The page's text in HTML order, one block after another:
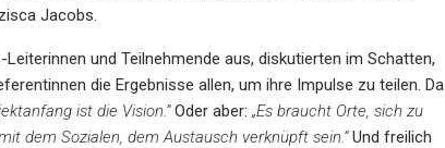
Jacobs.
und Teilnehmende aus, diskutierten im Schatten,
die Ergebnisse allen, um ihre Impulse zu teilen. Da
ist die Vision.“Oder aber: „Es braucht Orte, sich zu
dem Sozialen, dem Austausch verknüpft sein.“Und freilich